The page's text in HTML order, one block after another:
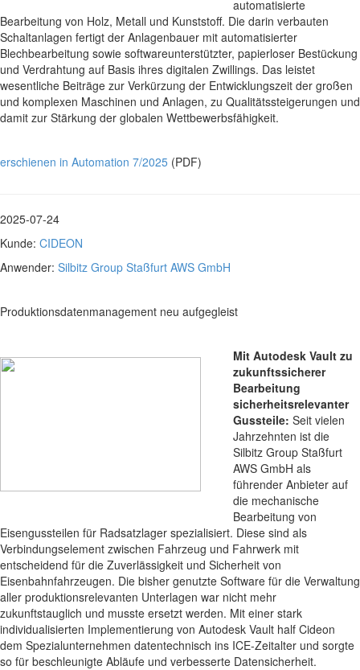
automatisierte
Bearbeitung von Holz, Metall und Kunststoff. Die darin verbauten
Schaltanlagen fertigt der Anlagenbauer mit automatisierter
Blechbearbeitung sowie softwareunterstützter, papierloser Bestückung
und Verdrahtung auf Basis ihres digitalen Zwillings. Das leistet
wesentliche Beiträge zur Verkürzung der Entwicklungszeit der großen
und komplexen Maschinen und Anlagen, zu Qualitätssteigerungen und
damit zur Stärkung der globalen Wettbewerbsfähigkeit.
erschienen in Automation 7/2025 (PDF)
2025-07-24
Kunde: CIDEON
Anwender: Silbitz Group Staßfurt AWS GmbH
Produktionsdatenmanagement neu aufgegleist
Mit Autodesk Vault zu
zukunftssicherer
Bearbeitung
sicherheitsrelevanter
Gussteile: Seit vielen
Jahrzehnten ist die
Silbitz Group Staßfurt
AWS GmbH als
führender Anbieter auf
die mechanische
Bearbeitung von
Eisengussteilen für Radsatzlager spezialisiert. Diese sind als
Verbindungselement zwischen Fahrzeug und Fahrwerk mit
entscheidend für die Zuverlässigkeit und Sicherheit von
Eisenbahnfahrzeugen. Die bisher genutzte Software für die Verwaltung
aller produktionsrelevanten Unterlagen war nicht mehr
zukunftstauglich und musste ersetzt werden. Mit einer stark
individualisierten Implementierung von Autodesk Vault half Cideon
dem Spezialunternehmen datentechnisch ins ICE-Zeitalter und sorgte
so für beschleunigte Abläufe und verbesserte Datensicherheit.